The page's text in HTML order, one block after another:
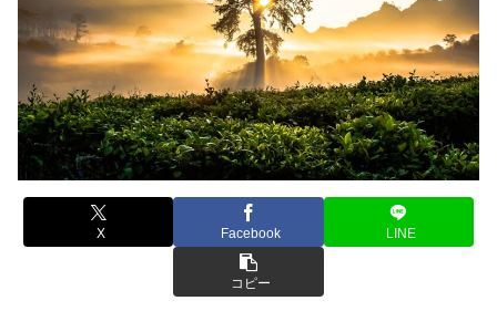
X Facebook LINE
コピー